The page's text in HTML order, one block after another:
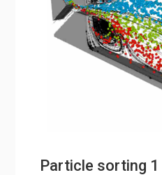
Particle sorting 1